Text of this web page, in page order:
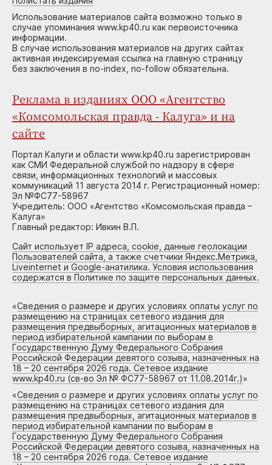
Использование материалов сайта возможно только в
случае упоминания www.kp40.ru как первоисточника
информации.
В случае использования материалов на других сайтах
активная индексируемая ссылка на главную страницу
без заключения в no-index, no-follow обязательна.
Реклама в изданиях ООО «Агентство
«Комсомольская правда - Калуга» и на
сайте
Портал Калуги и области www.kp40.ru зарегистрирован
как СМИ Федеральной службой по надзору в сфере
связи, информационных технологий и массовых
коммуникаций 11 августа 2014 г. Регистрационный номер:
Эл №ФС77-58967
Учредитель: ООО «Агентство «Комсомольская правда –
Калуга»
Главный редактор: Ивкин В.П.
Сайт использует IP адреса, cookie, данные геолокации
Пользователей сайта, а также счетчики Яндекс.Метрика,
Liveinternet и Google-анатилика. Условия использования
содержатся в Политике по защите персональных данных.
«Сведения о размере и других условиях оплаты услуг по
размещению на страницах сетевого издания для
размещения предвыборных, агитационных материалов в
период избирательной кампании по выборам в
Государственную Думу Федерального Собрания
Российской Федерации девятого созыва, назначенных на
18 – 20 сентября 2026 года. Сетевое издание
www.kp40.ru (св-во Эл № ФС77-58967 от 11.08.2014г.)»
«Сведения о размере и других условиях оплаты услуг по
размещению на страницах сетевого издания для
размещения предвыборных, агитационных материалов в
период избирательной кампании по выборам в
Государственную Думу Федерального Собрания
Российской Федерации девятого созыва, назначенных на
18 – 20 сентября 2026 года. Сетевое издание